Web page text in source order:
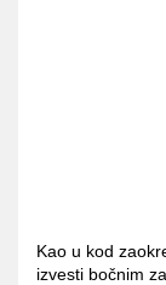
Kao u kod
izvesti bočnim